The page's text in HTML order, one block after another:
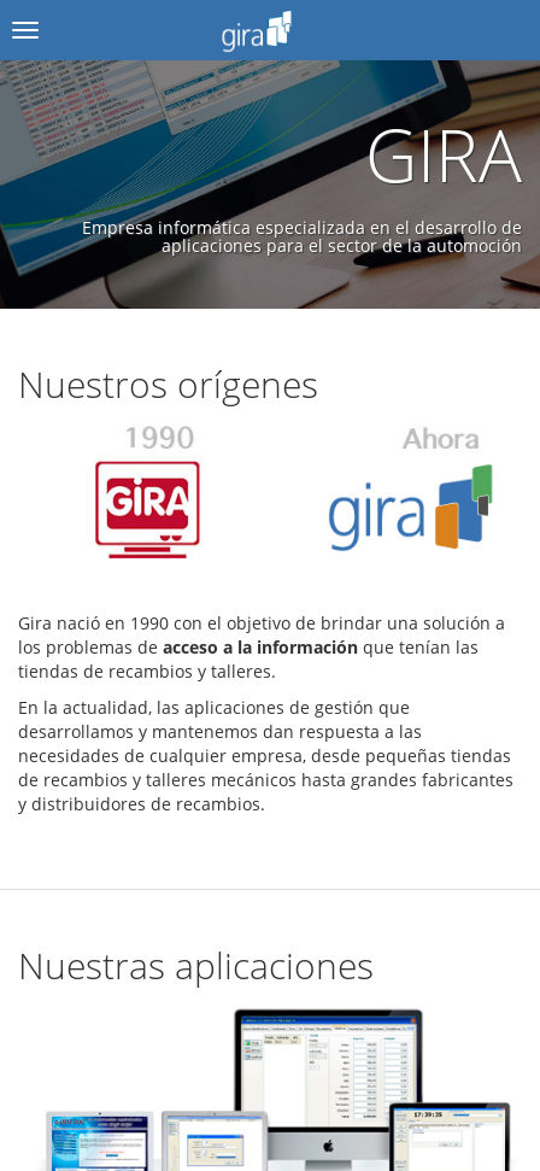
GIRA
Empresa informática especializada en el desarrollo de
aplicaciones para el sector de la automoción
Nuestros orígenes
Gira nació en 1990 con el objetivo de brindar una solución a
los problemas de acceso a la información que tenían las
tiendas de recambios y talleres.
En la actualidad, las aplicaciones de gestión que
desarrollamos y mantenemos dan respuesta a las
necesidades de cualquier empresa, desde pequeñas tiendas
de recambios y talleres mecánicos hasta grandes fabricantes
y distribuidores de recambios.
Nuestras aplicaciones